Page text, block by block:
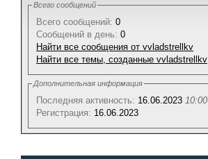
Всего сообщений
Всего сообщений: 0
Сообщений в день: 0
Найти все сообщения от vvladstrellkv
Найти все темы, созданные vvladstrellkv
Дополнительная информация
Последняя активность: 16.06.2023 10:00
Регистрация: 16.06.2023